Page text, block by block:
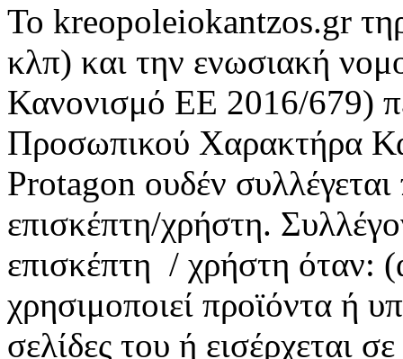
Το kreopoleiokantzos.gr
κλπ) και την ενωσιακή
Κανονισμό ΕΕ 2016/679)
Προσωπικού Χαρακτήρα
Protagon ουδέν
επισκέπτη/χρήστη.
επισκέπτη / χρήστη όταν:
χρησιμοποιεί προϊόντα ή
σελίδες του ή εισέρχεται